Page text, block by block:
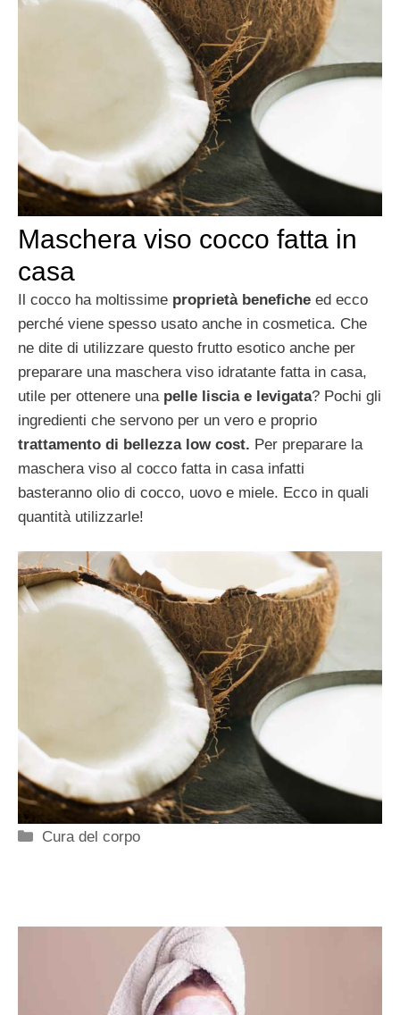
Maschera viso cocco fatta in
casa
Il cocco ha moltissime proprietà benefiche ed ecco
perché viene spesso usato anche in cosmetica. Che
ne dite di utilizzare questo frutto esotico anche per
preparare una maschera viso idratante fatta in casa,
utile per ottenere una pelle liscia e levigata? Pochi gli
ingredienti che servono per un vero e proprio
trattamento di bellezza low cost. Per preparare la
maschera viso al cocco fatta in casa infatti
basteranno olio di cocco, uovo e miele. Ecco in quali
quantità utilizzarle!
Categorie
Cura del corpo